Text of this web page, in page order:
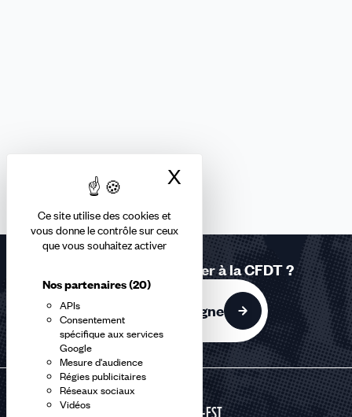
Ce site utilise des cookies et
vous donne le contrôle sur ceux
que vous souhaitez activer
Nos partenaires(20)
APIs
Consentement
spécifique aux services
Google
Mesure d'audience
Régies publicitaires
Réseaux sociaux
Vidéos
X
Vous souhaitez adhérer à la CFDT ?
J'adhère en ligne
GRAND-EST